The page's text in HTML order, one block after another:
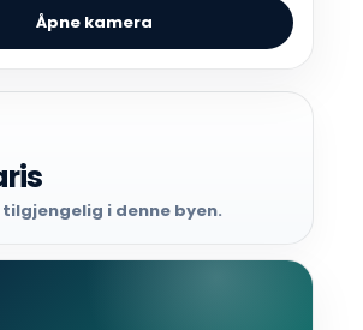
Åpne kamera
i denne byen.